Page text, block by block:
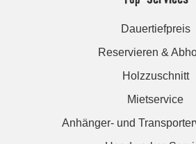
Dauertiefpreis
Reservieren &
Holzzuschnitt
Mietservice
Anhänger- und